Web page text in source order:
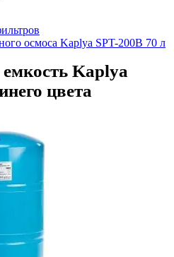
осмоса Kaplya SPT-200B 70 л
Kaplya
цвета